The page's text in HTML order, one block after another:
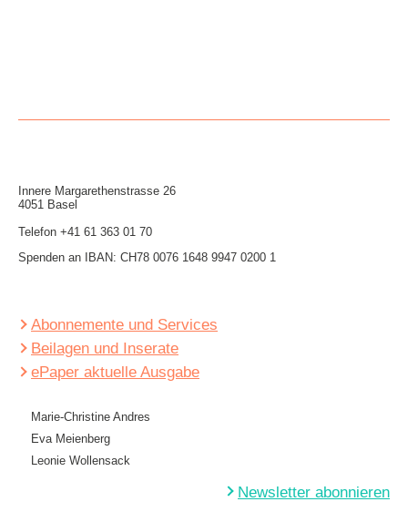
Innere Mar­garethen­strasse 26
4051 Basel
Telefon +41 61 363 01 70
Spenden an IBAN: CH78 0076 1648 9947 0200 1
Abonnemente und Services
Beilagen und Inserate
ePaper aktuelle Ausgabe
Marie-Christine Andres
Eva Meienberg
Leonie Wollensack
Newsletter abonnieren